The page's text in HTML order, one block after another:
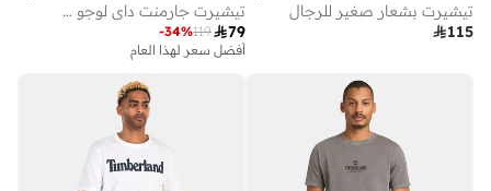
تيشيرت بشعار صغير للرجال
115
تيشيرت جارمنت داي لوجو جرافيك للرجال
79
119
-34%
أفضل سعر لهذا العام